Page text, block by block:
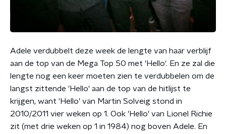
Adele verdubbelt deze week de lengte van haar verblijf
aan de top van de Mega Top 50 met 'Hello'. En ze zal die
lengte nog een keer moeten zien te verdubbelen om de
langst zittende 'Hello' aan de top van de hitlijst te
krijgen, want 'Hello' van Martin Solveig stond in
2010/2011 vier weken op 1. Ook 'Hello' van Lionel Richie
zit (met drie weken op 1 in 1984) nog boven Adele. En